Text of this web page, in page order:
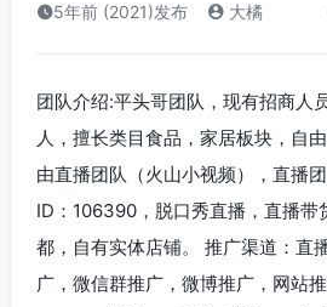
5年前 (2021)发布 大橘
团队介绍:平头哥团队，现有招商人
人，擅长类目食品，家居板块，自
由直播团队（火山小视频），直播
ID：106390，脱口秀直播，直播带
都，自有实体店铺。 推广渠道：直
广，微信群推广，微博推广，网站